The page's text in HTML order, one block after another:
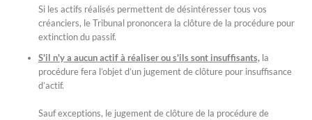
Si les actifs réalisés permettent de désintéresser tous vos
créanciers, le Tribunal prononcera la clôture de la procédure pour
extinction du passif.
S'il n'y a aucun actif à réaliser ou s'ils sont insuffisants, la
procédure fera l’objet d’un jugement de clôture pour insuffisance
d’actif.
Sauf exceptions, le jugement de clôture de la procédure de